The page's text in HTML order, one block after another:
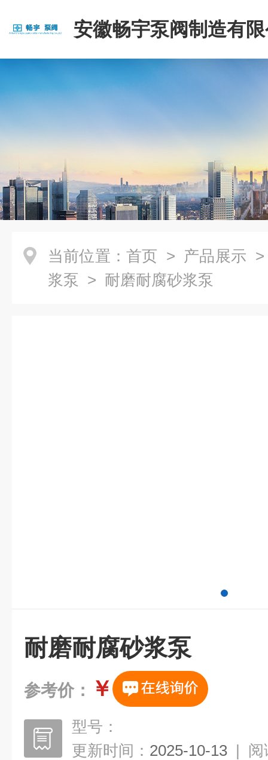
安徽畅宇泵阀制造有
当前位置： 首页 > 产品展示
浆泵 > 耐磨耐腐砂浆泵
耐磨耐腐砂浆泵
参考价： ￥
型号：
更新时间： 2025-10-13 | 阅